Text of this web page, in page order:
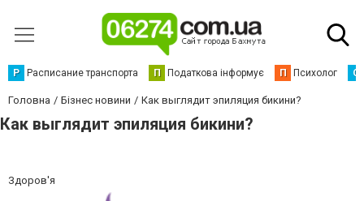
Р Расписание транспорта П Податкова інформує П Психолог С
Головна Бізнес новини Как выглядит эпиляция бикини?
Как выглядит эпиляция бикини?
Здоров'я